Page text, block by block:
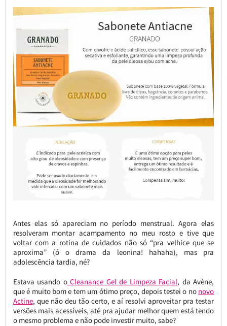
Antes elas só apareciam no período menstrual. Agora elas
resolveram montar acampamento no meu rosto e tive que
voltar com a rotina de cuidados não só “pra velhice que se
aproxima” (ó o drama da leonina! hahaha), mas pra
adolescência tardia, né?
Estava usando oCleanance Gel de Limpeza Facial, da Avène,
que é muito bom e tem um ótimo preço, depois testei o no novo
Actine, que não deu tão certo, e aí resolvi aproveitar pra testar
versões mais acessíveis, até pra ajudar melhor quem está tendo
o mesmo problema e não pode investir muito, sabe?